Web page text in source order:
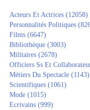
Acteurs Et Actrices (12058)
Personnalités Politiques
Films (6647)
Bibliothèque (3003)
Militaires (2678)
Officiers Ss Et
Métiers Du Spectacle (1143)
Scientifiques (1061)
Mode (1015)
Ecrivains (999)